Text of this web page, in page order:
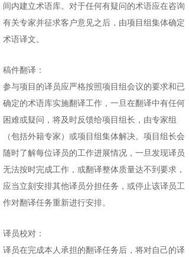
间内建立术语库。对于任何有疑问的术语应在咨询
有关专家并征求客户意见之后，由项目组集体确定
术语译文。
稿件翻译：
参与项目的译员应严格按照项目组会议的要求和已
确定的术语库实施翻译工作，一旦在翻译中有任何
困难或疑问，将及时反馈给项目组长，由专家组
（包括外籍专家）或项目组集体解决。项目组长会
随时了解每位译员的工作进展情况，一旦发现译员
无法按时完成工作，或翻译整体质量达不到要求，
应当立刻安排其他译员分担任务，或停止该译员工
作对翻译任务重新进行安排。
译员校对：
译员在完成本人承担的翻译任务后，将对自己的译